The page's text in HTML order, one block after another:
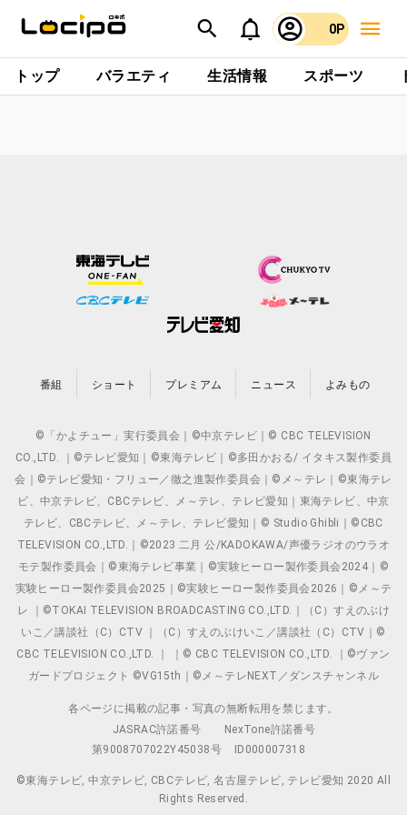
0P
トップ バラエティ 生活情報 スポーツ
番組 ショート プレミアム ニュース よみもの
©「かよチュー」実行委員会｜©中京テレビ｜© CBC TELEVISION
CO.,LTD. ｜©テレビ愛知｜©東海テレビ｜©多田かおる/ イタキス製作委員
会｜©テレビ愛知・フリュー／徹之進製作委員会｜©メ～テレ｜©東海テレ
ビ、中京テレビ、CBCテレビ、メ～テレ、テレビ愛知｜東海テレビ、中京
テレビ、CBCテレビ、メ～テレ、テレビ愛知｜© Studio Ghibli｜©CBC
TELEVISION CO.,LTD.｜©2023 二月 公/KADOKAWA/声優ラジオのウラオ
モテ製作委員会｜©東海テレビ事業｜©実験ヒーロー製作委員会2024｜©
実験ヒーロー製作委員会2025｜©実験ヒーロー製作委員会2026｜©メ～テ
レ ｜©TOKAI TELEVISION BROADCASTING CO.,LTD.｜（C）すえのぶけ
いこ／講談社（C）CTV ｜（C）すえのぶけいこ／講談社（C）CTV｜©
CBC TELEVISION CO.,LTD. ｜ ｜© CBC TELEVISION CO.,LTD. ｜©ヴァン
ガードプロジェクト ©VG15th｜©メ～テレNEXT／ダンスチャンネル
各ページに掲載の記事・写真の無断転用を禁じます。
JASRAC許諾番号
NexTone許諾番号
第9008707022Y45038号
ID000007318
©東海テレビ, 中京テレビ, CBCテレビ, 名古屋テレビ, テレビ愛知 2020 All
Rights Reserved.